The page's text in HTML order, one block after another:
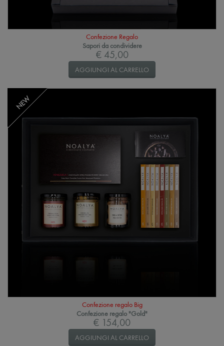
Confezione Regalo
Sapori da condividere
€ 45,00
AGGIUNGI AL CARRELLO
NEW
Confezione regalo Big
Confezione regalo "Gold"
€ 154,00
AGGIUNGI AL CARRELLO